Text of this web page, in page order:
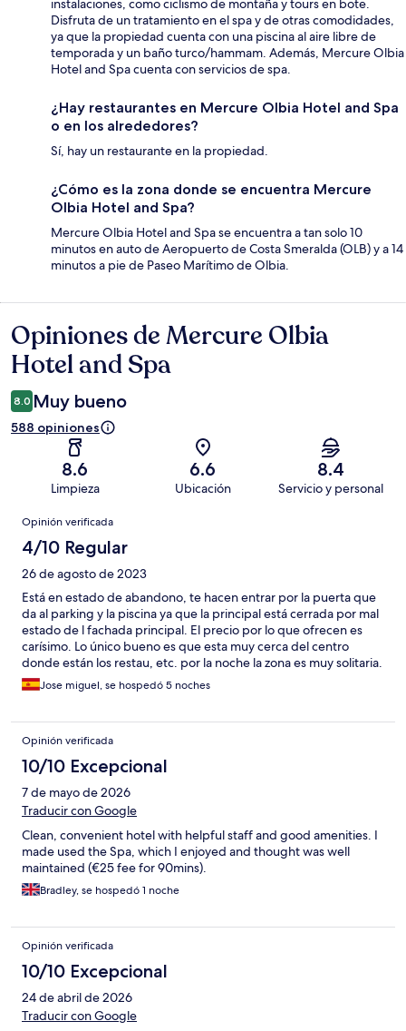
instalaciones, como ciclismo de montaña y tours en bote.
Disfruta de un tratamiento en el spa y de otras comodidades,
ya que la propiedad cuenta con una piscina al aire libre de
temporada y un baño turco/hammam. Además, Mercure Olbia
Hotel and Spa cuenta con servicios de spa.
¿Hay restaurantes en Mercure Olbia Hotel and Spa
o en los alrededores?
Sí, hay un restaurante en la propiedad.
¿Cómo es la zona donde se encuentra Mercure
Olbia Hotel and Spa?
Mercure Olbia Hotel and Spa se encuentra a tan solo 10
minutos en auto de Aeropuerto de Costa Smeralda (OLB) y a 14
minutos a pie de Paseo Marítimo de Olbia.
Opiniones
Opiniones de Mercure Olbia
Hotel and Spa
8.0 Muy bueno
588 opiniones
8.6
Limpieza
6.6
Ubicación
8.4
Servicio y personal
Opiniones
Opinión verificada
4/10 Regular
26 de agosto de 2023
Está en estado de abandono, te hacen entrar por la puerta que
da al parking y la piscina ya que la principal está cerrada por mal
estado de l fachada principal. El precio por lo que ofrecen es
carísimo. Lo único bueno es que esta muy cerca del centro
donde están los restau, etc. por la noche la zona es muy solitaria.
No volveré.
Jose miguel, se hospedó 5 noches
Opinión verificada
10/10 Excepcional
7 de mayo de 2026
Traducir con Google
Clean, convenient hotel with helpful staff and good amenities. I
made used the Spa, which I enjoyed and thought was well
maintained (€25 fee for 90mins).
Bradley, se hospedó 1 noche
Opinión verificada
10/10 Excepcional
24 de abril de 2026
Traducir con Google